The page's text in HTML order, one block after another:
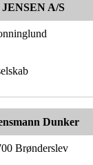
A/S
Dunker
Brønderslev